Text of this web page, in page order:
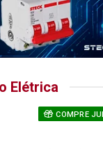
Elétrica
COMPRE